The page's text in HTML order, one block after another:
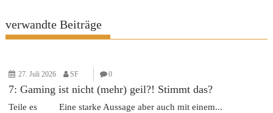
verwandte Beiträge
27. Juli 2026 SF 0
7: Gaming ist nicht (mehr) geil?! Stimmt das?
Teile es Eine starke Aussage aber auch mit einem...